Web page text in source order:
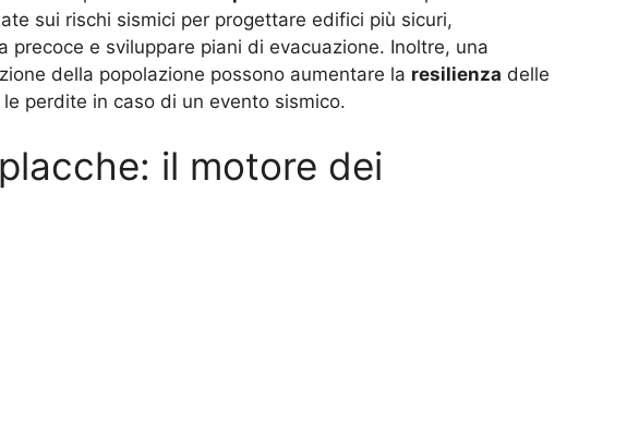
sui rischi sismici per progettare edifici più sicuri,
precoce e sviluppare piani di evacuazione. Inoltre, una
della popolazione possono aumentare la resilienza delle
perdite in caso di un evento sismico.
il motore dei